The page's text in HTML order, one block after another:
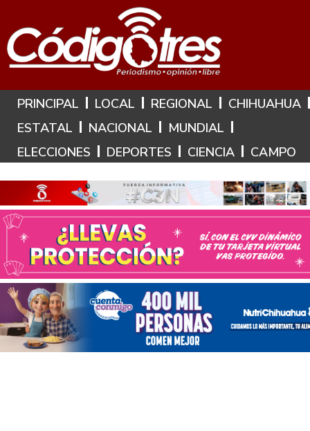
Hoy es: 7 de Agosto de 2026
PRINCIPAL LOCAL REGIONAL
CHIHUAHUA
ESTATAL
NACIONAL
MUNDIAL
ELECCIONES
DEPORTES CIENCIA CAMPO